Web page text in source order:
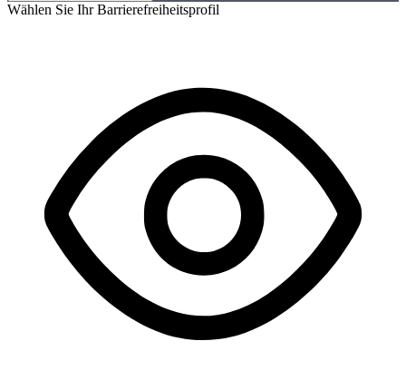
Wählen Sie Ihr Barrierefreiheitsprofil